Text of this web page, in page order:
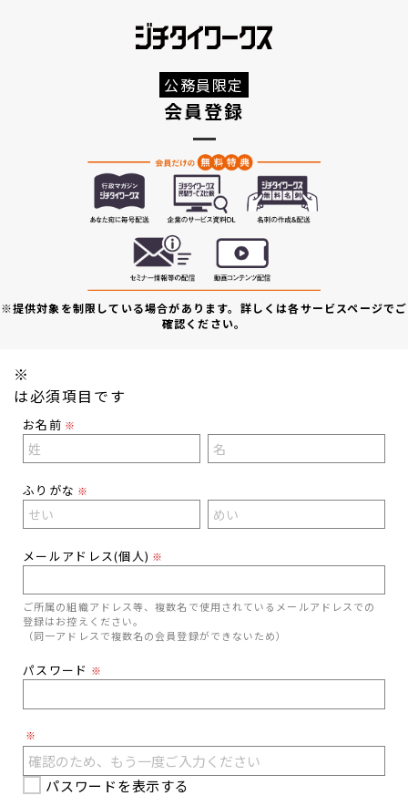
公務員限定
会員登録
※提供対象を制限している場合があります。詳しくは各サービスページでご
確認ください。
※
は必須項目です
お名前 ※
ふりがな ※
メールアドレス(個人) ※
ご所属の組織アドレス等、複数名で使用されているメールアドレスでの
登録はお控えください。
（同一アドレスで複数名の会員登録ができないため）
パスワード ※
※
パスワードを表示する